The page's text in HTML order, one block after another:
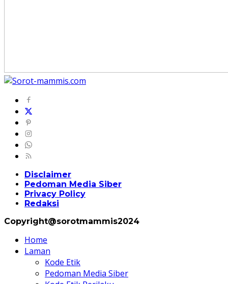
Disclaimer
Pedoman Media Siber
Privacy Policy
Redaksi
Copyright@sorotmammis2024
Home
Laman
Kode Etik
Pedoman Media Siber